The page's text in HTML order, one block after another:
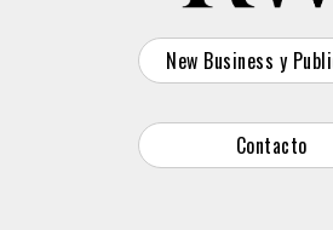
New Business y
Contacto